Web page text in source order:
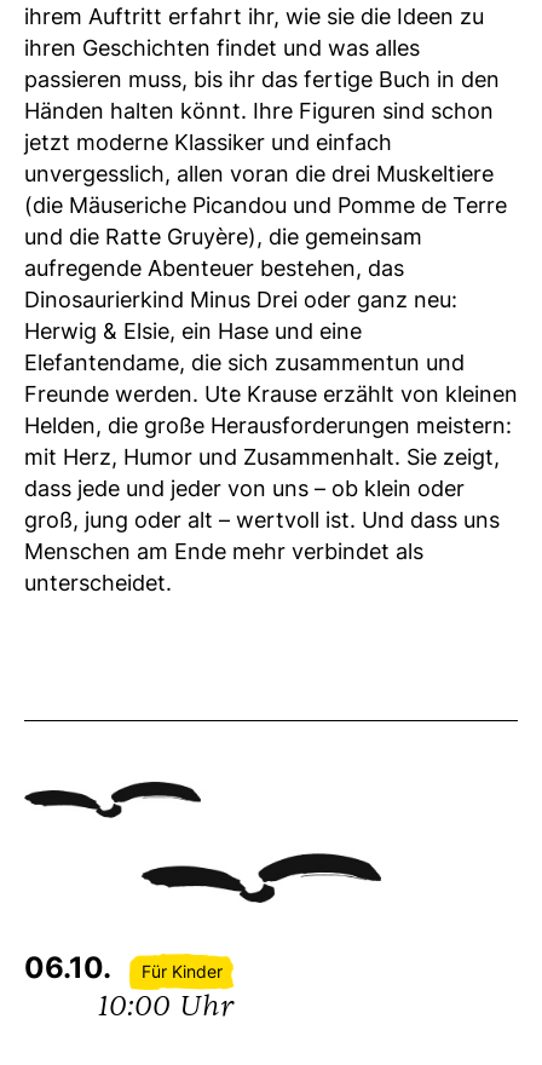
ihrem Auftritt erfahrt ihr, wie sie die Ideen zu
ihren Geschichten findet und was alles
passieren muss, bis ihr das fertige Buch in den
Händen halten könnt. Ihre Figuren sind schon
jetzt moderne Klassiker und einfach
unvergesslich, allen voran die drei Muskeltiere
(die Mäuseriche Picandou und Pomme de Terre
und die Ratte Gruyère), die gemeinsam
aufregende Abenteuer bestehen, das
Dinosaurierkind Minus Drei oder ganz neu:
Herwig & Elsie, ein Hase und eine
Elefantendame, die sich zusammentun und
Freunde werden. Ute Krause erzählt von kleinen
Helden, die große Herausforderungen meistern:
mit Herz, Humor und Zusammenhalt. Sie zeigt,
dass jede und jeder von uns – ob klein oder
groß, jung oder alt – wertvoll ist. Und dass uns
Menschen am Ende mehr verbindet als
unterscheidet.
06.10. Für Kinder
10:00 Uhr